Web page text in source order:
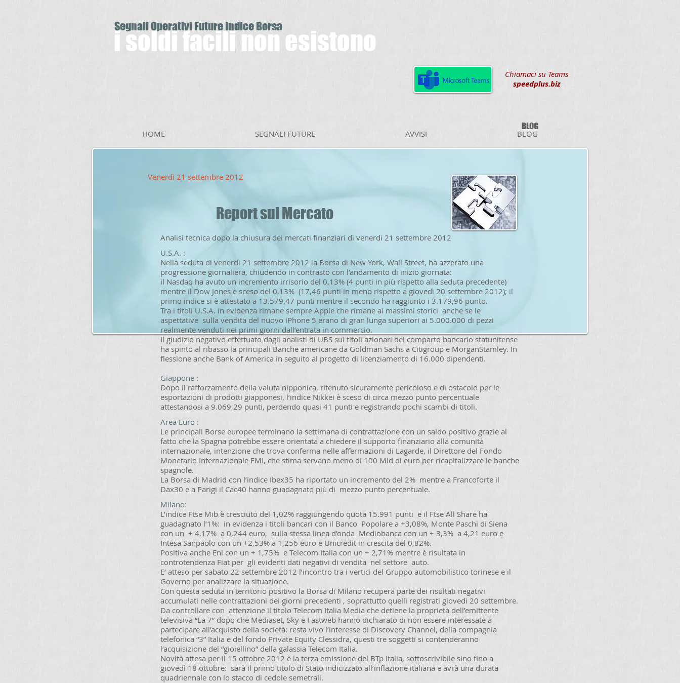
i soldi facili non esistono
Chiamaci su Teams
speedplus.biz
HOME SEGNALI FUTURE AVVISI BLOG
BLOG
Venerdì 21 settembre 2012
Report sul Mercato
Analisi tecnica dopo la chiusura dei mercati finanziari di venerdi 21 settembre 2012
U.S.A. :
Nella seduta di venerdì 21 settembre 2012 la Borsa di New York, Wall Street, ha azzerato una
progressione giornaliera, chiudendo in contrasto con l’andamento di inizio giornata:
il Nasdaq ha avuto un incremento irrisorio del 0,13% (4 punti in più rispetto alla seduta precedente)
mentre il Dow Jones è sceso del 0,13% (17,46 punti in meno rispetto a giovedì 20 settembre 2012); il
primo indice si è attestato a 13.579,47 punti mentre il secondo ha raggiunto i 3.179,96 punto.
Tra i titoli U.S.A. in evidenza rimane sempre Apple che rimane ai massimi storici anche se le
aspettative sulla vendita del nuovo iPhone 5 erano di gran lunga superiori ai 5.000.000 di pezzi
realmente venduti nei primi giorni dall’entrata in commercio.
Il giudizio negativo effettuato dagli analisti di UBS sui titoli azionari del comparto bancario statunitense
ha spinto al ribasso la principali Banche americane da Goldman Sachs a Citigroup e MorganStamley. In
flessione anche Bank of America in seguito al progetto di licenziamento di 16.000 dipendenti.
Giappone :
Dopo il rafforzamento della valuta nipponica, ritenuto sicuramente pericoloso e di ostacolo per le
esportazioni di prodotti giapponesi, l’indice Nikkei è sceso di circa mezzo punto percentuale
attestandosi a 9.069,29 punti, perdendo quasi 41 punti e registrando pochi scambi di titoli.
Area Euro :
Le principali Borse europee terminano la settimana di contrattazione con un saldo positivo grazie al
fatto che la Spagna potrebbe essere orientata a chiedere il supporto finanziario alla comunità
internazionale, intenzione che trova conferma nelle affermazioni di Lagarde, il Direttore del Fondo
Monetario Internazionale FMI, che stima servano meno di 100 Mld di euro per ricapitalizzare le banche
spagnole.
La Borsa di Madrid con l’indice Ibex35 ha riportato un incremento del 2% mentre a Francoforte il
Dax30 e a Parigi il Cac40 hanno guadagnato più di mezzo punto percentuale.
Milano:
L’indice Ftse Mib è cresciuto del 1,02% raggiungendo quota 15.991 punti e il Ftse All Share ha
guadagnato l’1%: in evidenza i titoli bancari con il Banco Popolare a +3,08%, Monte Paschi di Siena
con un + 4,17% a 0,244 euro, sulla stessa linea d’onda Mediobanca con un + 3,3% a 4,21 euro e
Intesa Sanpaolo con un +2,53% a 1,256 euro e Unicredit in crescita del 0,82%.
Positiva anche Eni con un + 1,75% e Telecom Italia con un + 2,71% mentre è risultata in
controtendenza Fiat per gli evidenti dati negativi di vendita nel settore auto.
E’ atteso per sabato 22 settembre 2012 l’incontro tra i vertici del Gruppo automobilistico torinese e il
Governo per analizzare la situazione.
Con questa seduta in territorio positivo la Borsa di Milano recupera parte dei risultati negativi
accumulati nelle contrattazioni dei giorni precedenti , soprattutto quelli registrati giovedi 20 settembre.
Da controllare con attenzione il titolo Telecom Italia Media che detiene la proprietà dell’emittente
televisiva “La 7” dopo che Mediaset, Sky e Fastweb hanno dichiarato di non essere interessate a
partecipare all’acquisto della società: resta vivo l’interesse di Discovery Channel, della compagnia
telefonica “3” Italia e del fondo Private Equity Clessidra, questi tre soggetti si contenderanno
l’acquisizione del “gioiellino” della galassia Telecom Italia.
Novità attesa per il 15 ottobre 2012 è la terza emissione del BTp Italia, sottoscrivibile sino fino a
giovedì 18 ottobre: sarà il primo titolo di Stato indicizzato all’inflazione italiana e avrà una durata
quadriennale con lo stacco di cedole semetrali.
Segnali Operativi Future Indice Borsa